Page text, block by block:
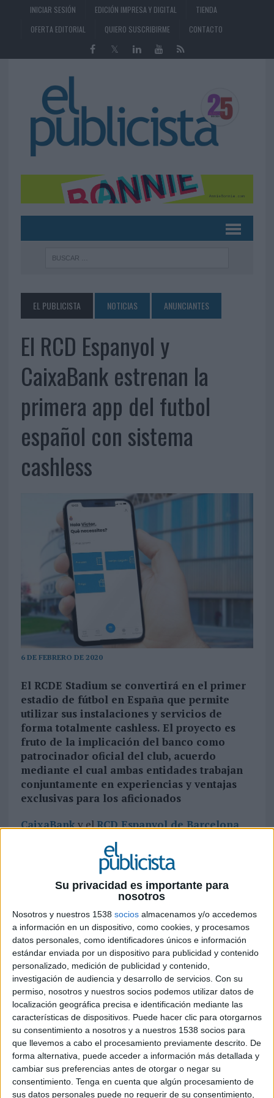
Su privacidad es importante para
nosotros
Nosotros y nuestros 1538 socios almacenamos y/o accedemos
a información en un dispositivo, como cookies, y procesamos
datos personales, como identificadores únicos e información
estándar enviada por un dispositivo para publicidad y contenido
personalizado, medición de publicidad y contenido,
investigación de audiencia y desarrollo de servicios. Con su
permiso, nosotros y nuestros socios podemos utilizar datos de
localización geográfica precisa e identificación mediante las
características de dispositivos. Puede hacer clic para otorgarnos
su consentimiento a nosotros y a nuestros 1538 socios para
que llevemos a cabo el procesamiento previamente descrito. De
forma alternativa, puede acceder a información más detallada y
cambiar sus preferencias antes de otorgar o negar su
consentimiento. Tenga en cuenta que algún procesamiento de
sus datos personales puede no requerir de su consentimiento,
INICIAR SESIÓN EDICIÓN IMPRESA Y DIGITAL
TIENDA
OFERTA EDITORIAL
QUIERO SUSCRIBIRME CONTACTO
EL PUBLICISTA NOTICIAS ANUNCIANTES
El RCD Espanyol y
CaixaBank estrenan la
primera app del futbol
español con sistema
cashless
6 DE FEBRERO DE 2020
El RCDE Stadium se convertirá en el primer
estadio de fútbol en España que permite
utilizar sus instalaciones y servicios de
forma totalmente cashless. El proyecto es
fruto de la implicación del banco como
patrocinador oficial del club, acuerdo
mediante el cual ambas entidades trabajan
conjuntamente en experiencias y ventajas
exclusivas para los aficionados
CaixaBanky elRCD Espanyol de Barcelona
han convertido el RCDE Stadium en el primer
estadio cashless de España. Ambas entidades han
presentado el proyecto de innovación
desarrollado conjuntamente que permitirá
realizar todas las gestiones y compras necesarias
para disfrutar de un partido oficial a través de
una aplicación móvil, de manera ágil, segura e
integrada y sin que el aficionado tenga que llevar
dinero encima (ni efectivo, ni tarjetas) al
desplazarse al estadio.
La aplicación, que estará disponible en los
próximos 15 días, está diseñada para darun
paso adelante en la experiencia de vivir un
partido de fútbol. Por ello, está a disposición de
cualquier persona interesada, sea abonada del
club o espectador, e independientemente de la
entidad financiera o de la tarjeta bancaria que
utilice. Asimismo, para que la experiencia resulte